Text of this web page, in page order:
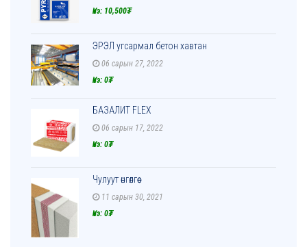
Үнэ: 10,500₮
ЭРЭЛ угсармал бетон хавтан
06 сарын 27, 2022
Үнэ: 0₮
БАЗАЛИТ FLEX
06 сарын 17, 2022
Үнэ: 0₮
Чулуут өнгөлгөө
11 сарын 30, 2021
Үнэ: 0₮